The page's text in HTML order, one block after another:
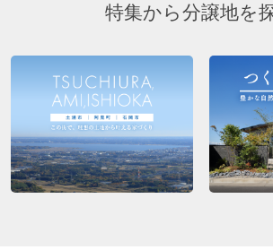
特集から分譲地を